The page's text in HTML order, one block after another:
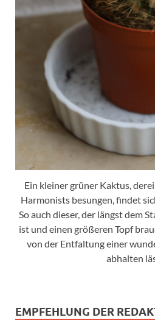
Ein kleiner grüner Kaktus,
Harmonists besungen, findet
So auch dieser, der längst dem
ist und einen größeren Topf
von der Entfaltung einer
abhalten
EMPFEHLUNG DER